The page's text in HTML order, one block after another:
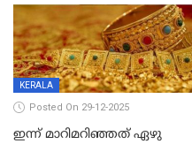
യുവാവ് ട്രെയിന്‍ തട്ടി മരിച്ചു
KERALA
Posted On 29-12-2025
ഇന്ന് മാറിമറിഞ്ഞത് ഏഴു